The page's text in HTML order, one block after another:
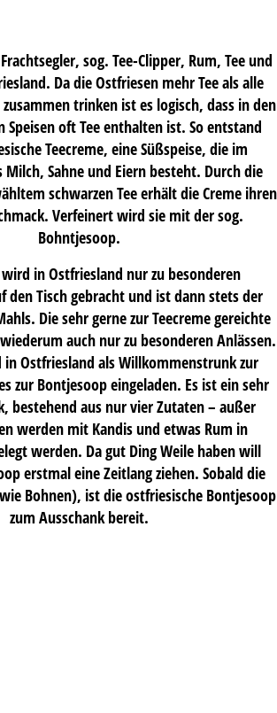
sog. Tee-Clipper, Rum, Tee und
Da die Ostfriesen mehr Tee als alle
trinken ist es logisch, dass in den
Speisen oft Tee enthalten ist. So entstand
Teecreme, eine Süßspeise, die im
Milch, Sahne und Eiern besteht. Durch die
schwarzen Tee erhält die Creme ihren
Verfeinert wird sie mit der sog.
Bohntjesoop.
wird in Ostfriesland nur zu besonderen
den Tisch gebracht und ist dann stets der
Die sehr gerne zur Teecreme gereichte
auch nur zu besonderen Anlässen.
Ostfriesland als Willkommenstrunk zur
zur Bontjesoop eingeladen. Es ist ein sehr
bestehend aus nur vier Zutaten – außer
werden mit Kandis und etwas Rum in
werden. Da gut Ding Weile haben will
erstmal eine Zeitlang ziehen. Sobald die
Bohnen), ist die ostfriesische Bontjesoop
zum Ausschank bereit.